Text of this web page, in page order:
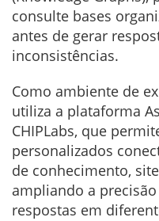
consulte bases
antes de gerar
inconsistências.
Como ambiente de
utiliza a plataforma
CHIPLabs, que
personalizados
de conhecimento,
ampliando a
respostas em